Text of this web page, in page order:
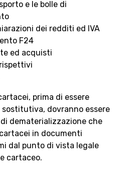
e le bolle di
dei redditi ed IVA
F24
ed acquisti
prima di essere
dovranno essere
dematerializzazione che
in documenti
dal punto di vista legale
cartaceo.